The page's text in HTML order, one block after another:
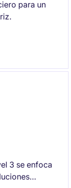
para un
3 se enfoca